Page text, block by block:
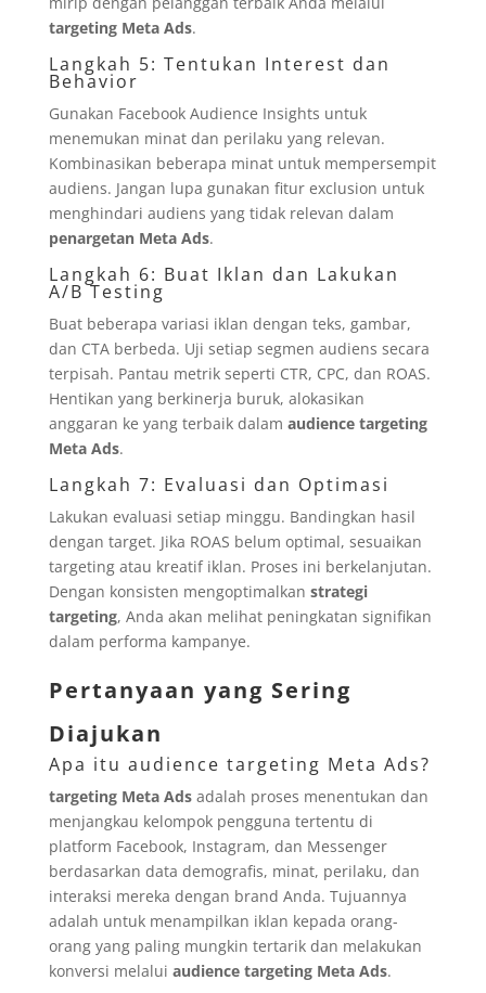
targeting Meta Ads.
Langkah 5: Tentukan Interest dan
Behavior
Gunakan Facebook Audience Insights untuk
menemukan minat dan perilaku yang relevan.
Kombinasikan beberapa minat untuk mempersempit
audiens. Jangan lupa gunakan fitur exclusion untuk
menghindari audiens yang tidak relevan dalam
penargetan Meta Ads.
Langkah 6: Buat Iklan dan Lakukan
A/B Testing
Buat beberapa variasi iklan dengan teks, gambar,
dan CTA berbeda. Uji setiap segmen audiens secara
terpisah. Pantau metrik seperti CTR, CPC, dan ROAS.
Hentikan yang berkinerja buruk, alokasikan
anggaran ke yang terbaik dalam audience targeting
Meta Ads.
Langkah 7: Evaluasi dan Optimasi
Lakukan evaluasi setiap minggu. Bandingkan hasil
dengan target. Jika ROAS belum optimal, sesuaikan
targeting atau kreatif iklan. Proses ini berkelanjutan.
Dengan konsisten mengoptimalkan strategi
targeting, Anda akan melihat peningkatan signifikan
dalam performa kampanye.
Pertanyaan yang Sering
Diajukan
Apa itu audience targeting Meta Ads?
targeting Meta Adsadalah proses menentukan dan
menjangkau kelompok pengguna tertentu di
platform Facebook, Instagram, dan Messenger
berdasarkan data demografis, minat, perilaku, dan
interaksi mereka dengan brand Anda. Tujuannya
adalah untuk menampilkan iklan kepada orang-
orang yang paling mungkin tertarik dan melakukan
konversi melalui audience targeting Meta Ads.